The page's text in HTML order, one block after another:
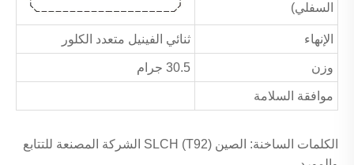
السفلي)
الإنهاء ثنائي الفينيل متعدد الكلور
وزن 30.5 جرام
موافقة السلامة
الكلمات الساخنة: الصين SLCH (T92) الشركة المصنعة للتتابع